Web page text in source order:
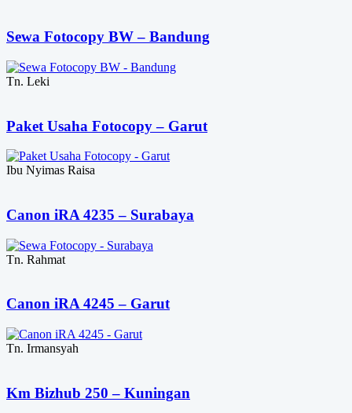
Sewa Fotocopy BW – Bandung
Tn. Leki
Paket Usaha Fotocopy – Garut
Ibu Nyimas Raisa
Canon iRA 4235 – Surabaya
Tn. Rahmat
Canon iRA 4245 – Garut
Tn. Irmansyah
Km Bizhub 250 – Kuningan